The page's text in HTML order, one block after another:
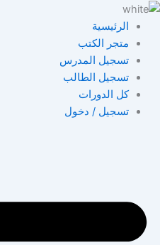
تخطي
المحتوى
الرئيسية
متجر الكتب
تسجيل المدرس
تسجيل الطالب
كل الدورات
تسجيل / دخول